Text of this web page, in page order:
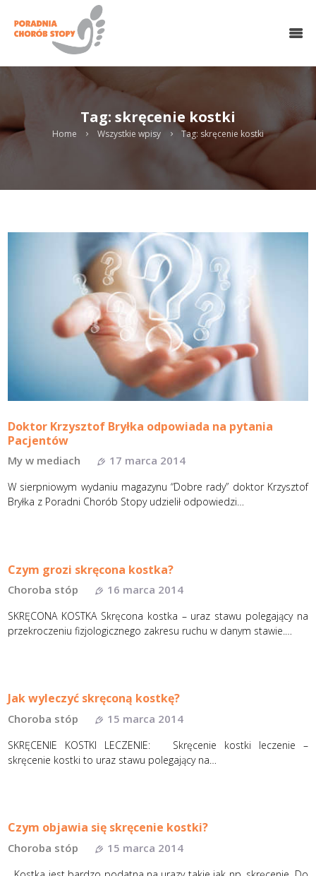
Tag: skręcenie kostki
Home Wszystkie wpisy Tag: skręcenie kostki
HALUKSY
CHOROBY STOPY
CHIRURGIA MINIINWAZYJNA
MEDYCYNA REGENERACYJNA
Search
twittergpluslinkedin
Doktor Krzysztof Bryłka odpowiada na pytania
Pacjentów
My w mediach 17 marca 2014
W sierpniowym wydaniu magazynu “Dobre rady” doktor Krzysztof
Bryłka z Poradni Chorób Stopy udzielił odpowiedzi…
Czym grozi skręcona kostka?
Choroba stóp 16 marca 2014
SKRĘCONA KOSTKA Skręcona kostka – uraz stawu polegający na
przekroczeniu fizjologicznego zakresu ruchu w danym stawie.…
Jak wyleczyć skręconą kostkę?
Choroba stóp 15 marca 2014
SKRĘCENIE KOSTKI LECZENIE: Skręcenie kostki leczenie –
skręcenie kostki to uraz stawu polegający na…
Czym objawia się skręcenie kostki?
Choroba stóp 15 marca 2014